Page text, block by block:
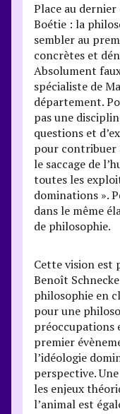
Place au
Boétie : la
sembler au
concrètes et
Absolument
spécialiste de
département.
pas une
questions et
pour contribuer
le saccage de
toutes les
dominations ».
dans le même
de philosophie.
Cette vision est
Benoît
philosophie en
pour une
préoccupations
premier
l’idéologie
perspective.
les enjeux
l’animal est